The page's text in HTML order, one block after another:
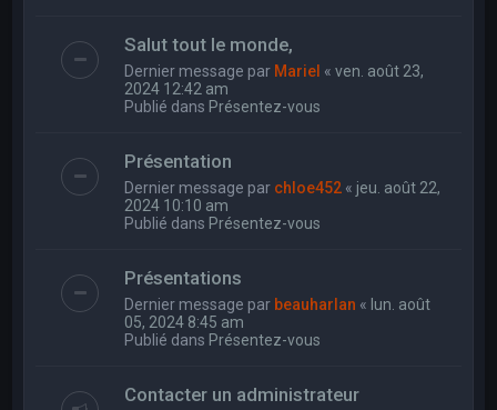
Salut tout le monde,
Dernier message par Mariel «ven. août 23,
2024 12:42 am
Publié dans Présentez-vous
Présentation
Dernier message par chloe452 « jeu. août 22,
2024 10:10 am
Publié dans Présentez-vous
Présentations
Dernier message par beauharlan « lun. août
05, 2024 8:45 am
Publié dans Présentez-vous
Contacter un administrateur